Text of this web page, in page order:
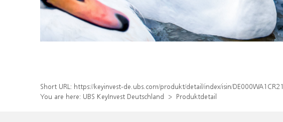
Short URL: https://keyinvest-de.ubs.com/produkt/detail/index/isin/DE000WA1CR21
You are here: UBS KeyInvest Deutschland Produktdetail